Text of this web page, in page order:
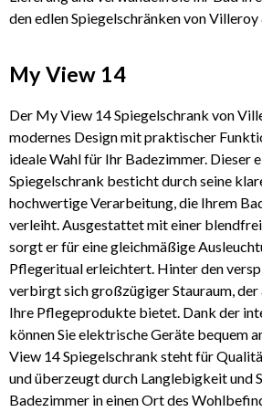
den edlen Spiegelschränken von Villeroy
My View 14
Der My View 14 Spiegelschrank von
modernes Design mit praktischer
ideale Wahl für Ihr Badezimmer. Dieser
Spiegelschrank besticht durch seine
hochwertige Verarbeitung, die Ihrem
verleiht. Ausgestattet mit einer
sorgt er für eine gleichmäßige
Pflegeritual erleichtert. Hinter den
verbirgt sich großzügiger Stauraum,
Ihre Pflegeprodukte bietet. Dank der
können Sie elektrische Geräte bequem
View 14 Spiegelschrank steht für
und überzeugt durch Langlebigkeit und
Badezimmer in einen Ort des